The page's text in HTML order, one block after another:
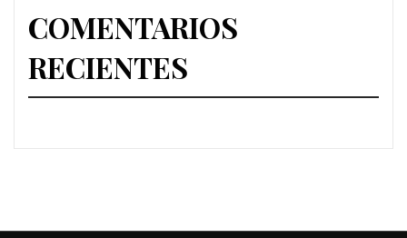
COMENTARIOS
RECIENTES